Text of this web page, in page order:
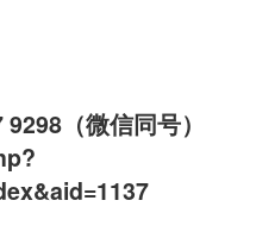
（微信同号）